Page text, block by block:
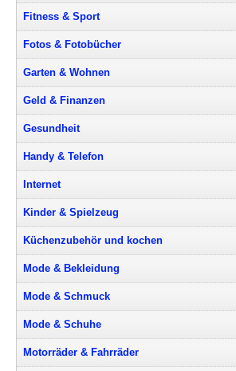
Fitness & Sport
Fotos & Fotobücher
Garten & Wohnen
Geld & Finanzen
Gesundheit
Handy & Telefon
Internet
Kinder & Spielzeug
Küchenzubehör und kochen
Mode & Bekleidung
Mode & Schmuck
Mode & Schuhe
Motorräder & Fahrräder